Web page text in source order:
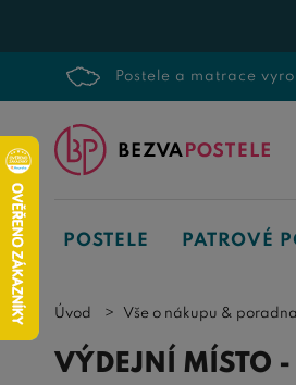
Postele a matrace
POSTELE PATROVÉ
Úvod Vše o nákupu & poradna
VÝDEJNÍ MÍSTO -